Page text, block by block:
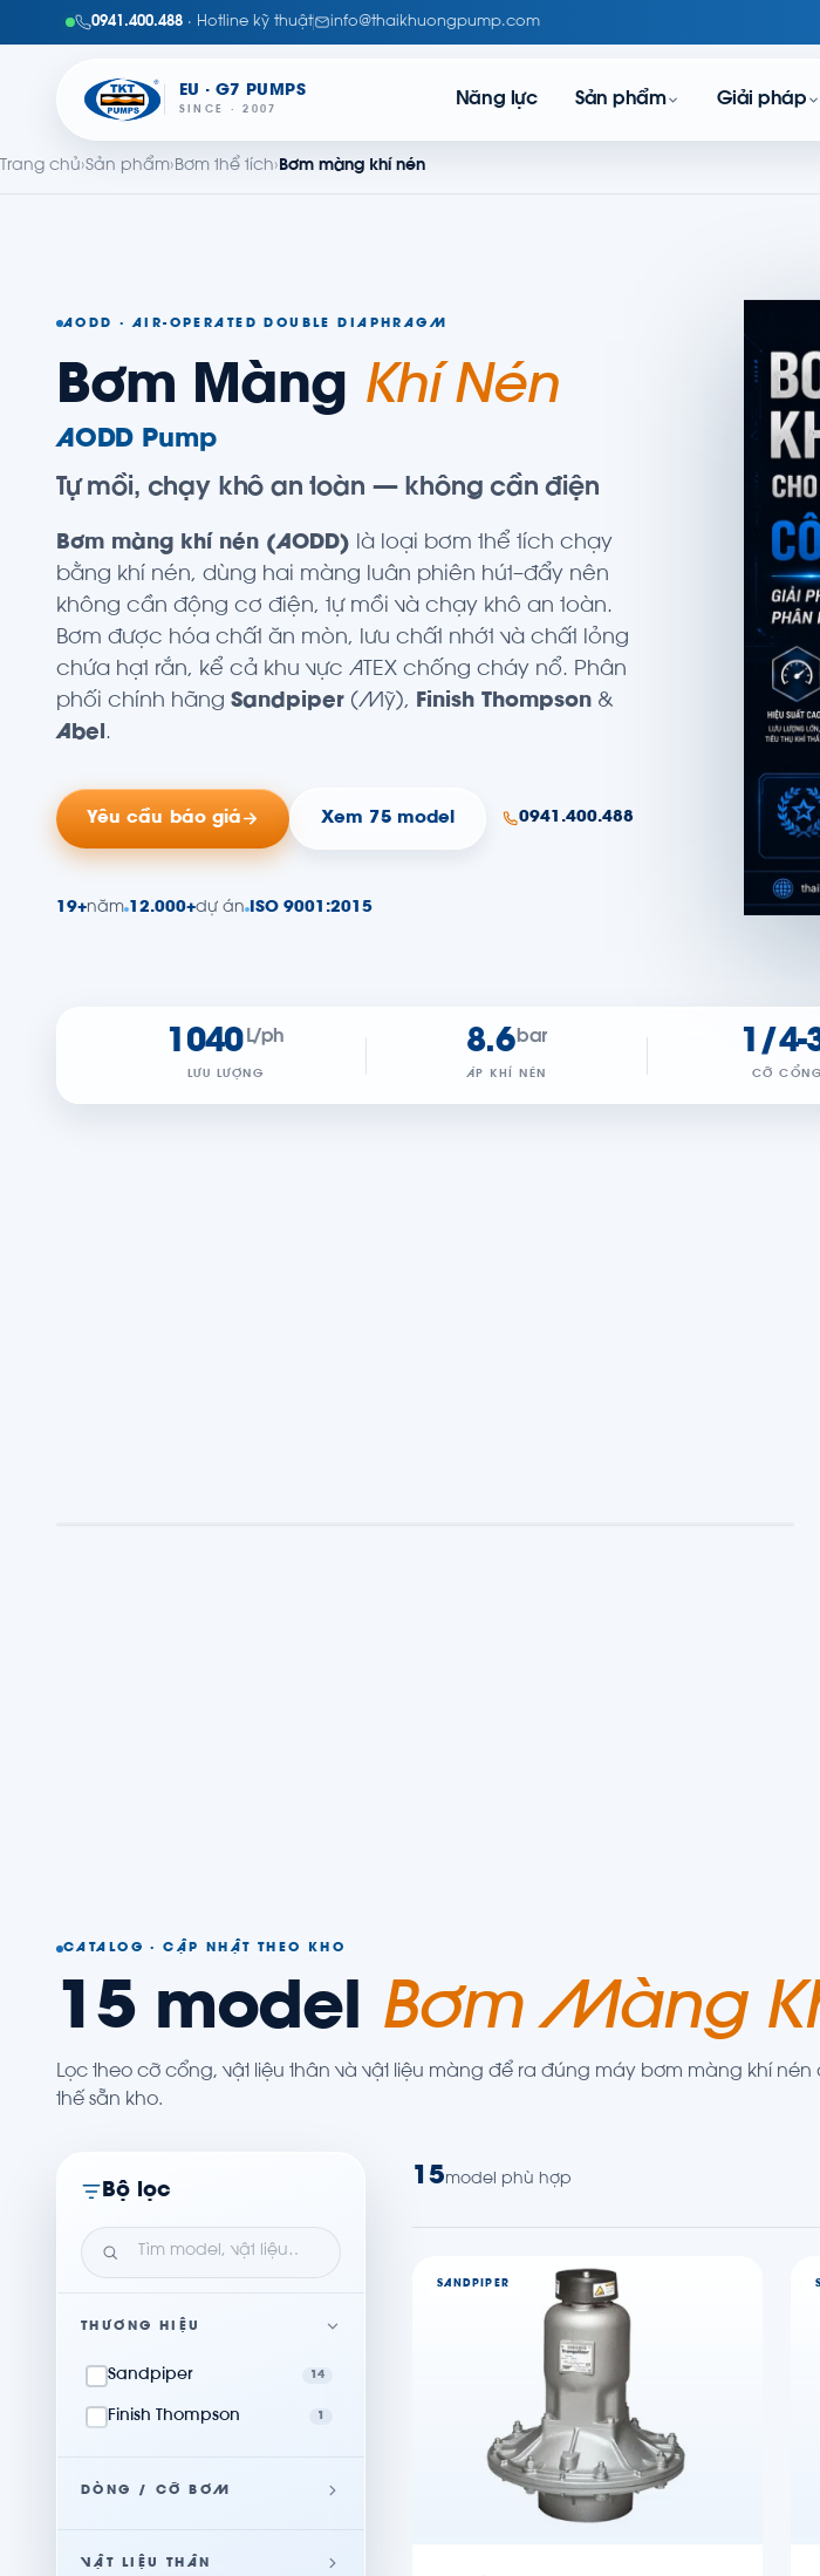
0941.400.488 · Hotline kỹ thuật info@thaikhuongpump.com
EU · G7 PUMPS
SINCE · 2007
Năng lực Sản phẩm Giải pháp
Trang chủ›Sản phẩm›Bơm thể tích›Bơm màng khí nén
AODD · AIR-OPERATED DOUBLE DIAPHRAGM
Bơm Màng Khí Nén
AODD Pump
Tự mồi, chạy khô an toàn — không cần điện
Bơm màng khí nén (AODD) là loại bơm thể tích chạy
bằng khí nén, dùng hai màng luân phiên hút–đẩy nên
không cần động cơ điện, tự mồi và chạy khô an toàn.
Bơm được hóa chất ăn mòn, lưu chất nhớt và chất lỏng
chứa hạt rắn, kể cả khu vực ATEX chống cháy nổ. Phân
phối chính hãng Sandpiper (Mỹ), Finish Thompson &
Abel.
Yêu cầu báo giá Xem 75 model 0941.400.488
19+năm 12.000+dự án ISO 9001:2015
1040L/ph
LƯU LƯỢNG
8.6bar
ÁP KHÍ NÉN
1/4-
CỠ CỔNG
CATALOG · CẬP NHẬT THEO KHO
15model Bơm Màng
Lọc theo cỡ cổng, vật liệu thân và vật liệu màng để ra đúng máy bơm màng khí
thế sẵn kho.
Bộ lọc
THƯƠNG HIỆU
Sandpiper 14
Finish Thompson 1
DÒNG / CỠ BƠM
VẬT LIỆU THÂN
15model phù hợp
SANDPIPER